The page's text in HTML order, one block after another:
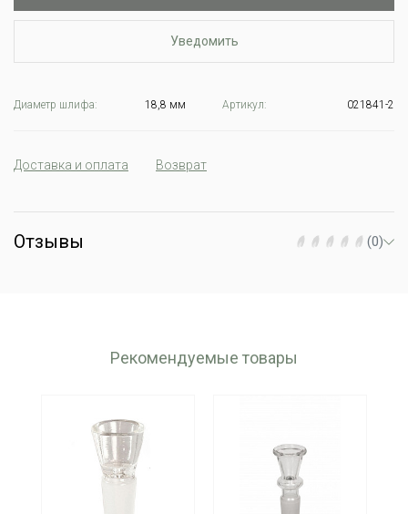
Уведомить
Диаметр шлифа: 18,8 мм Артикул: 021841-2
Доставка и оплата Возврат
Отзывы (0)
Рекомендуемые товары